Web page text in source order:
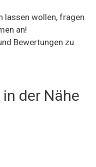
lassen wollen, fragen
an!
Bewertungen zu
der Nähe